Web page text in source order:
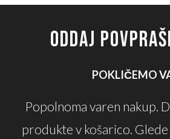
ODDAJ
POKLIČEMO
Popolnoma varen nakup.
produkte v košarico. Glede